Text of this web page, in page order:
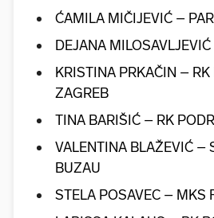
ĆAMILA MIČIJEVIĆ –
DEJANA
KRISTINA PRKAČIN – RK
ZAGREB
TINA BARIŠIĆ – RK
VALENTINA BLAŽEVIĆ –
BUZAU
STELA POSAVEC – MKS